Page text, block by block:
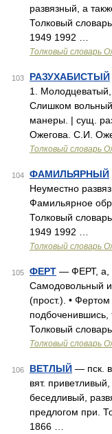
развязный, а
Толковый
1949 1992 …
Толковый словарь
103 РАЗУХАБИСТЫЙ
1. Молодцеватый,
Слишком
манеры. | сущ.
Ожегова. С.И.
Толковый словарь
104 ФАМИЛЬЯРНЫЙ
Неуместно
Фамильярное
Толковый
1949 1992 …
Толковый словарь
105 ФЕРТ — ФЕРТ, а,
Самодовольный
(прост.). • Фертом
подбоченившись,
Толковый
Толковый словарь
106 ВЕТЛЫЙ — пск.
вят.
беседливый,
предлогом при.
1866 …